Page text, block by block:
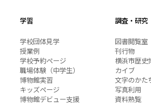
学習
学校団体見学
授業例
学校予約ページ
職場体験（中学生）
博物館実習
キッズページ
博物館デビュー支援
調査・研究
図書閲覧室
刊行物
横浜市歴史
カイブ
文字のかた
写真利用
資料熟覧